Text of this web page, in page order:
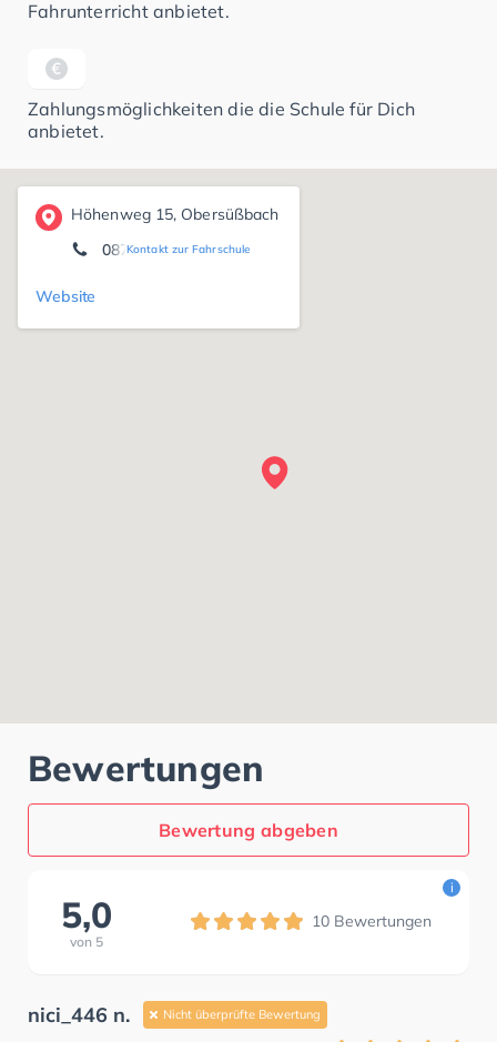
Fahrunterricht anbietet.
Zahlungsmöglichkeiten die die Schule für Dich
anbietet.
Höhenweg 15, Obersüßbach
Kontakt zur Fahrschule
08708 666
Website
Bewertungen
Bewertung abgeben
5,0
von 5
10 Bewertungen
i
nici_446 n. Nicht überprüfte Bewertung